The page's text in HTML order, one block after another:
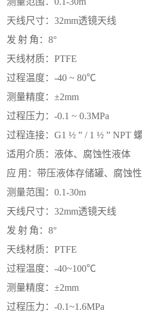
天线尺寸：32mm透镜天线
发 射 角：8°
天线材质：PTFE
过程温度：-40 ~ 80℃
测量精度：±2mm
过程压力：-0.1 ~ 0.3MPa
过程连接：G1 ½ ” / 1 ½ ” NPT
适用介质：液体、腐蚀性液体
应 用：带压液体存储罐、腐蚀
测量范围：0.1-30m
天线尺寸：32mm透镜天线
发 射 角：8°
天线材质：PTFE
过程温度：-40~100℃
测量精度：±2mm
过程压力：-0.1~1.6MPa